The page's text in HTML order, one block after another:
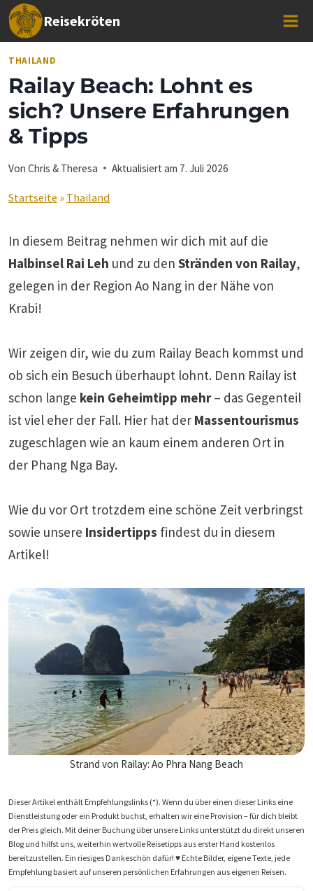
Zum
Inhalt
springen
Reisekröten
THAILAND
Railay Beach: Lohnt es
sich? Unsere Erfahrungen
& Tipps
Von Chris & Theresa Aktualisiert am 7. Juli 2026
Startseite » Thailand
In diesem Beitrag nehmen wir dich mit auf die
Halbinsel Rai Leh und zu den Stränden von Railay,
gelegen in der Region Ao Nang in der Nähe von
Krabi!
Wir zeigen dir, wie du zum Railay Beach kommst und
ob sich ein Besuch überhaupt lohnt. Denn Railay ist
schon lange kein Geheimtipp mehr– das Gegenteil
ist viel eher der Fall. Hier hat der Massentourismus
zugeschlagen wie an kaum einem anderen Ort in
der Phang Nga Bay.
Wie du vor Ort trotzdem eine schöne Zeit verbringst
sowie unsere Insidertipps findest du in diesem
Artikel!
Strand von Railay: Ao Phra Nang Beach
Dieser Artikel enthält Empfehlungslinks (*). Wenn du über einen dieser Links eine
Dienstleistung oder ein Produkt buchst, erhalten wir eine Provision – für dich bleibt
der Preis gleich. Mit deiner Buchung über unsere Links unterstützt du direkt unseren
Blog und hilfst uns, weiterhin wertvolle Reisetipps aus erster Hand kostenlos
bereitzustellen. Ein riesiges Dankeschön dafür! ♥️ Echte Bilder, eigene Texte, jede
Empfehlung basiert auf unseren persönlichen Erfahrungen aus eigenen Reisen.